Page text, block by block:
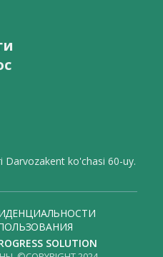
Darvozakent ko'chasi 60-uy.
SOLUTION